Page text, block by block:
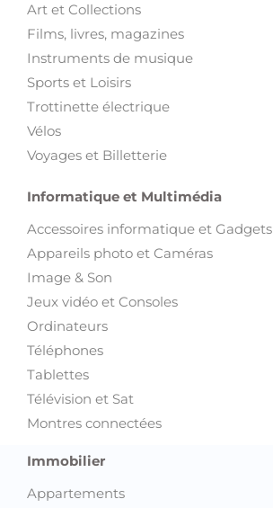
Art et Collections
Films, livres, magazines
Instruments de musique
Sports et Loisirs
Trottinette électrique
Vélos
Voyages et Billetterie
Informatique et Multimédia
Accessoires informatique et Gadgets
Appareils photo et Caméras
Image & Son
Jeux vidéo et Consoles
Ordinateurs
Téléphones
Tablettes
Télévision et Sat
Montres connectées
Immobilier
Appartements